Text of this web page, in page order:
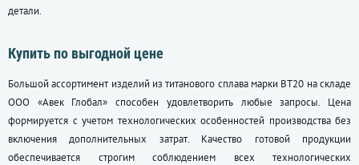
детали.
Купить по выгодной цене
Большой ассортимент изделий из титанового сплава марки ВТ20 на складе
ООО «Авек Глобал» способен удовлетворить любые запросы. Цена
формируется с учетом технологических особенностей производства без
включения дополнительных затрат. Качество готовой продукции
обеспечивается строгим соблюдением всех технологических